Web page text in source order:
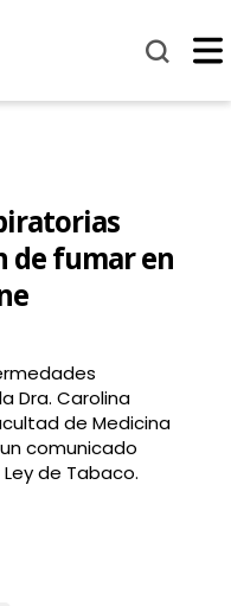
de fumar en
Dra. Carolina
de Medicina
comunicado
de Tabaco.